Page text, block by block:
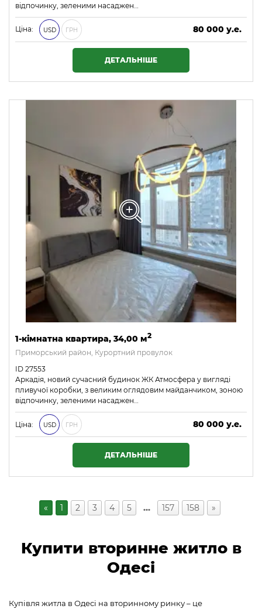
відпочинку, зеленими насаджен…
Ціна: USD ГРН
80 000 у.е.
3 440 000 ₴
ДЕТАЛЬНІШЕ
1-кімнатна квартира, 34,00 м2
Приморський район, Курортний провулок
ID 27553
Аркадія, новий сучасний будинок ЖК Атмосфера у вигляді
пливучої коробки, з великим оглядовим майданчиком, зоною
відпочинку, зеленими насаджен…
Ціна: USD ГРН
80 000 у.е.
3 440 000 ₴
ДЕТАЛЬНІШЕ
« 1 2 3 4 5 … 157 158 »
Купити вторинне житло в
Одесі
Купівля житла в Одесі на вторинному ринку – це